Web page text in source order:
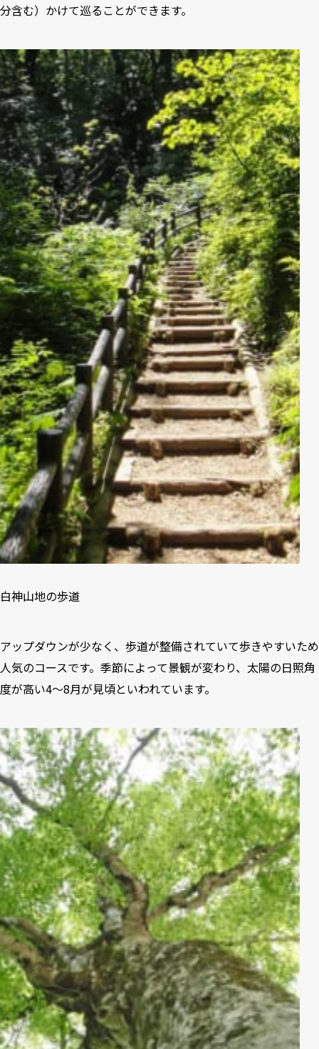
分含む）かけて巡ることができます。
白神山地の歩道
アップダウンが少なく、歩道が整備されていて歩きやすいため
人気のコースです。季節によって景観が変わり、太陽の日照角
度が高い4～8月が見頃といわれています。